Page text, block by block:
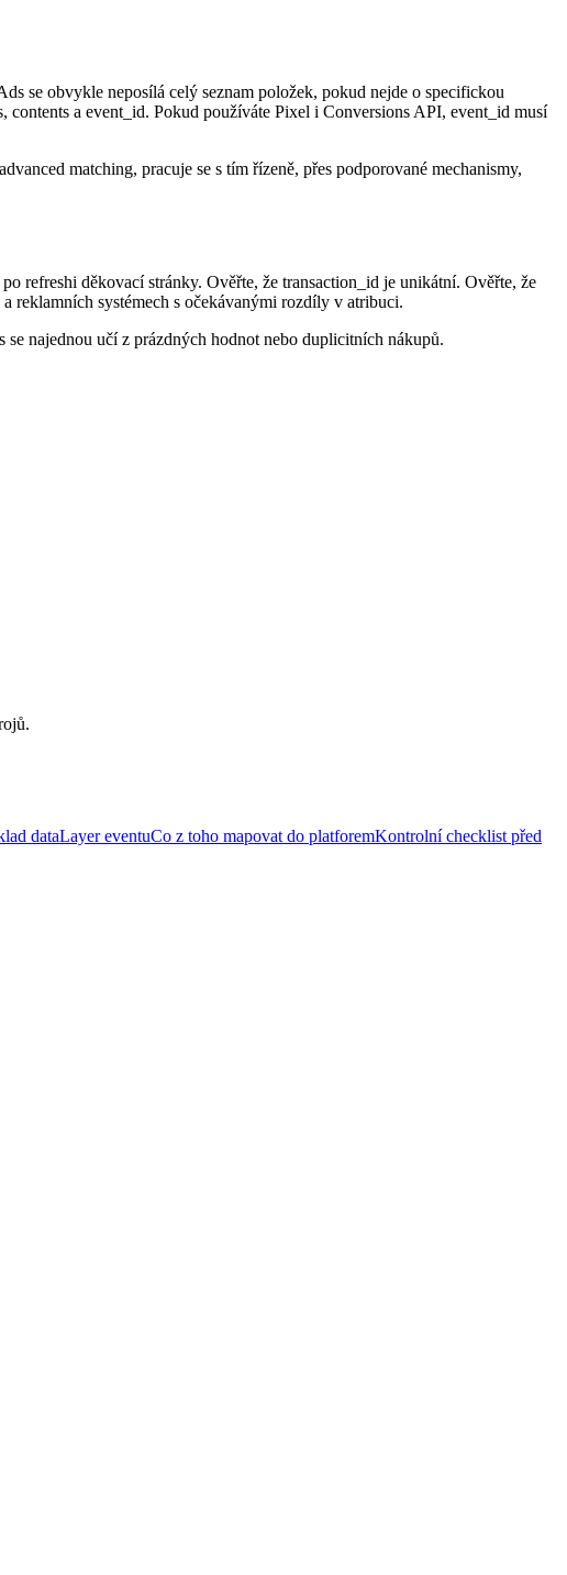
se obvykle neposílá celý seznam položek, pokud nejde o specifickou
contents a event_id. Pokud používáte Pixel i Conversions API, event_id musí
matching, pracuje se s tím řízeně, přes podporované mechanismy,
refreshi děkovací stránky. Ověřte, že transaction_id je unikátní. Ověřte, že
reklamních systémech s očekávanými rozdíly v atribuci.
se najednou učí z prázdných hodnot nebo duplicitních nákupů.
dataLayer eventuCo z toho mapovat do platforemKontrolní checklist před